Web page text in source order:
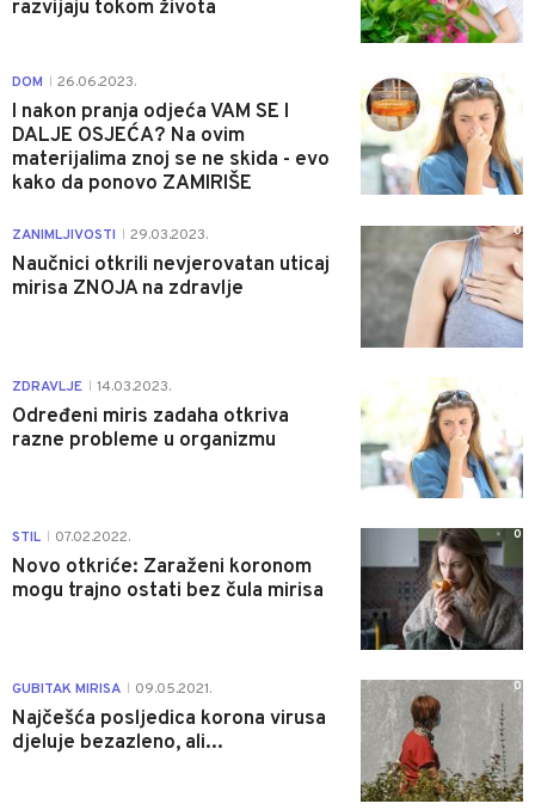
razvijaju tokom života
DOM 26.06.2023.
I nakon pranja odjeća VAM SE I
DALJE OSJEĆA? Na ovim
materijalima znoj se ne skida - evo
kako da ponovo ZAMIRIŠE
ZANIMLJIVOSTI 29.03.2023.
Naučnici otkrili nevjerovatan uticaj
mirisa ZNOJA na zdravlje
0
ZDRAVLJE 14.03.2023.
Određeni miris zadaha otkriva
razne probleme u organizmu
STIL 07.02.2022.
Novo otkriće: Zaraženi koronom
mogu trajno ostati bez čula mirisa
0
GUBITAK MIRISA 09.05.2021.
Najčešća posljedica korona virusa
djeluje bezazleno, ali...
0